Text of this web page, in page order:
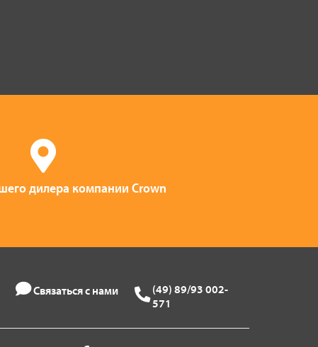
дилера компании Crown
Связаться с нами
(49) 89/93 002-
571